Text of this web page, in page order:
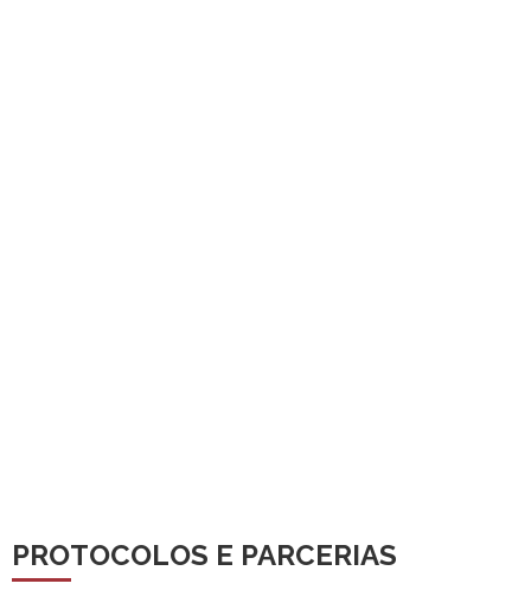
PROTOCOLOS E PARCERIAS